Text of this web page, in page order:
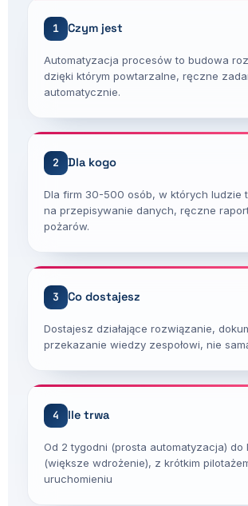
1 Czym jest
Automatyzacja procesów to budowa
dzięki którym powtarzalne, ręczne
automatycznie.
2 Dla kogo
Dla firm 30-500 osób, w których ludzie
na przepisywanie danych, ręczne
pożarów.
3 Co dostajesz
Dostajesz działające rozwiązanie,
przekazanie wiedzy zespołowi, nie
4 Ile trwa
Od 2 tygodni (prosta automatyzacja) do
(większe wdrożenie), z krótkim
uruchomieniu